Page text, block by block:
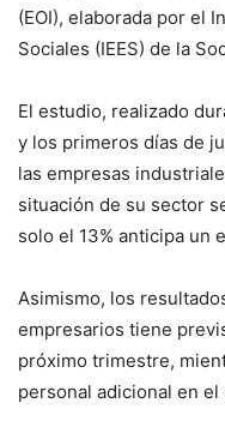
(EOI), elaborada por el
Sociales (IEES) de la
El estudio, realizado
y los primeros días de
las empresas
situación de su sector
solo el 13% anticipa un
Asimismo, los
empresarios tiene
próximo trimestre,
personal adicional en